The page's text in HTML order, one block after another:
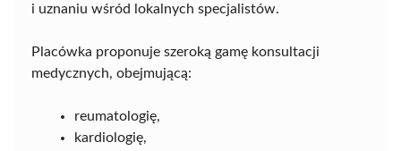
i uznaniu wśród lokalnych specjalistów.
Placówka proponuje szeroką gamę konsultacji
medycznych, obejmującą:
reumatologię,
kardiologię,